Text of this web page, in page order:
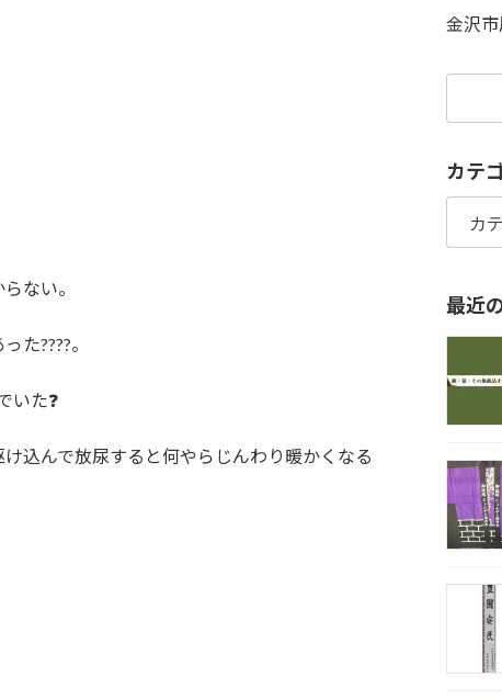
ない。
た????。
いた❓
込んで放尿すると何やらじんわり暖かくなる
金沢
カテ
カ
ゴ
ー
最近